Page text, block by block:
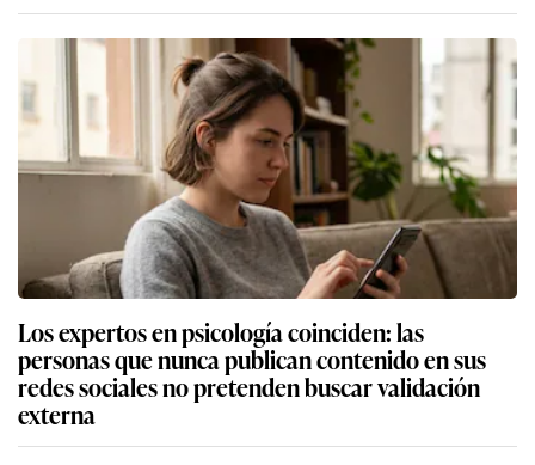
Los expertos en psicología coinciden: las
personas que nunca publican contenido en sus
redes sociales no pretenden buscar validación
externa